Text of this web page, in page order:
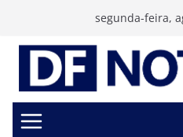
conteúdo
segunda-feira,